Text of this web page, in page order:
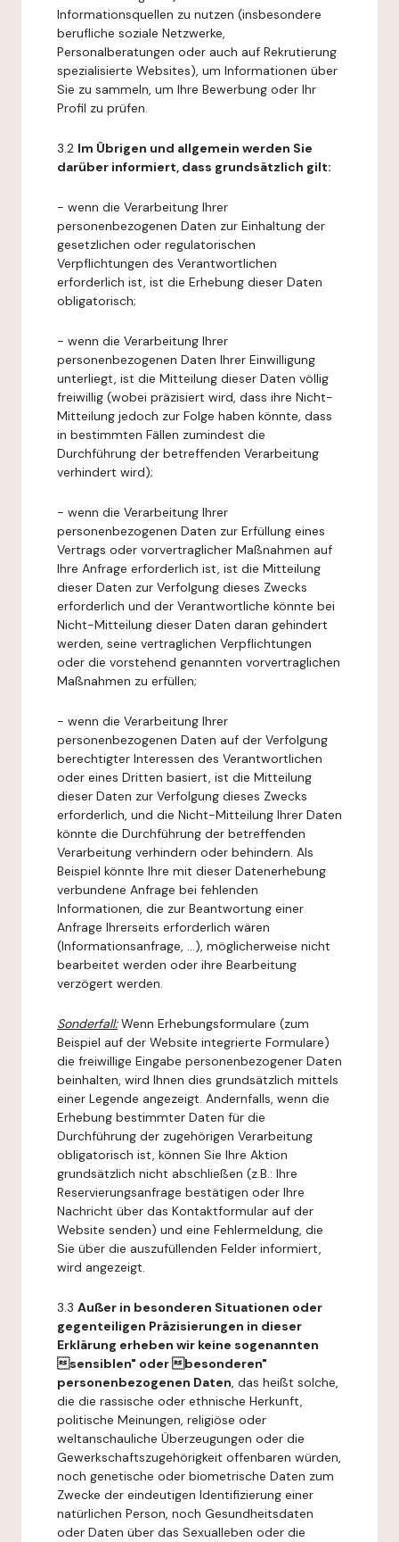
Informationsquellen zu nutzen (insbesondere
berufliche soziale Netzwerke,
Personalberatungen oder auch auf Rekrutierung
spezialisierte Websites), um Informationen über
Sie zu sammeln, um Ihre Bewerbung oder Ihr
Profil zu prüfen.
3.2 Im Übrigen und allgemein werden Sie
darüber informiert, dass grundsätzlich gilt:
- wenn die Verarbeitung Ihrer
personenbezogenen Daten zur Einhaltung der
gesetzlichen oder regulatorischen
Verpflichtungen des Verantwortlichen
erforderlich ist, ist die Erhebung dieser Daten
obligatorisch;
- wenn die Verarbeitung Ihrer
personenbezogenen Daten Ihrer Einwilligung
unterliegt, ist die Mitteilung dieser Daten völlig
freiwillig (wobei präzisiert wird, dass ihre Nicht-
Mitteilung jedoch zur Folge haben könnte, dass
in bestimmten Fällen zumindest die
Durchführung der betreffenden Verarbeitung
verhindert wird);
- wenn die Verarbeitung Ihrer
personenbezogenen Daten zur Erfüllung eines
Vertrags oder vorvertraglicher Maßnahmen auf
Ihre Anfrage erforderlich ist, ist die Mitteilung
dieser Daten zur Verfolgung dieses Zwecks
erforderlich und der Verantwortliche könnte bei
Nicht-Mitteilung dieser Daten daran gehindert
werden, seine vertraglichen Verpflichtungen
oder die vorstehend genannten vorvertraglichen
Maßnahmen zu erfüllen;
- wenn die Verarbeitung Ihrer
personenbezogenen Daten auf der Verfolgung
berechtigter Interessen des Verantwortlichen
oder eines Dritten basiert, ist die Mitteilung
dieser Daten zur Verfolgung dieses Zwecks
erforderlich, und die Nicht-Mitteilung Ihrer Daten
könnte die Durchführung der betreffenden
Verarbeitung verhindern oder behindern. Als
Beispiel könnte Ihre mit dieser Datenerhebung
verbundene Anfrage bei fehlenden
Informationen, die zur Beantwortung einer
Anfrage Ihrerseits erforderlich wären
(Informationsanfrage, ...), möglicherweise nicht
bearbeitet werden oder ihre Bearbeitung
verzögert werden.
Sonderfall:Wenn Erhebungsformulare (zum
Beispiel auf der Website integrierte Formulare)
die freiwillige Eingabe personenbezogener Daten
beinhalten, wird Ihnen dies grundsätzlich mittels
einer Legende angezeigt. Andernfalls, wenn die
Erhebung bestimmter Daten für die
Durchführung der zugehörigen Verarbeitung
obligatorisch ist, können Sie Ihre Aktion
grundsätzlich nicht abschließen (z.B.: Ihre
Reservierungsanfrage bestätigen oder Ihre
Nachricht über das Kontaktformular auf der
Website senden) und eine Fehlermeldung, die
Sie über die auszufüllenden Felder informiert,
wird angezeigt.
3.3 Außer in besonderen Situationen oder
gegenteiligen Präzisierungen in dieser
Erklärung erheben wir keine sogenannten
sensiblen" oder besonderen"
personenbezogenen Daten, das heißt solche,
die die rassische oder ethnische Herkunft,
politische Meinungen, religiöse oder
weltanschauliche Überzeugungen oder die
Gewerkschaftszugehörigkeit offenbaren würden,
noch genetische oder biometrische Daten zum
Zwecke der eindeutigen Identifizierung einer
natürlichen Person, noch Gesundheitsdaten
oder Daten über das Sexualleben oder die